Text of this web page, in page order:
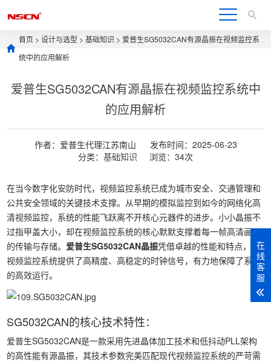
首页 >设计与选型 >基础知识 > 爱普生SG5032CAN有源晶振在视频监控系
统中的应用解析
爱普生SG5032CAN有源晶振在视频监控系统中
的应用解析
作者：爱普生代理江苏南山
发布时间：2025-06-23
分类： 基础知识 浏览：34次
在当今数字化安防时代，视频监控系统已成为城市安全、交通管理和
公共安全领域的关键技术支撑。从早期的模拟监控到如今的网络化高
清视频监控，系统的性能飞跃离不开核心元器件的进步。小小晶振不
过指甲盖大小，却在视频监控系统的核心默默支撑着每一帧高清画面
的传输与存储。 爱普生SG5032CAN晶振凭借卓越的性能和特点，为
视频监控系统提供了高精度、高稳定的时钟信号，有力地保障了系统
的高效运行。
SG5032CAN的核心技术特性：
爱普生SG5032CAN是一款采用先进晶体加工技术和低抖动PLL架构
的高性能有源晶振，其技术参数完美匹配现代视频监控系统的严苛需
在
线
客
服